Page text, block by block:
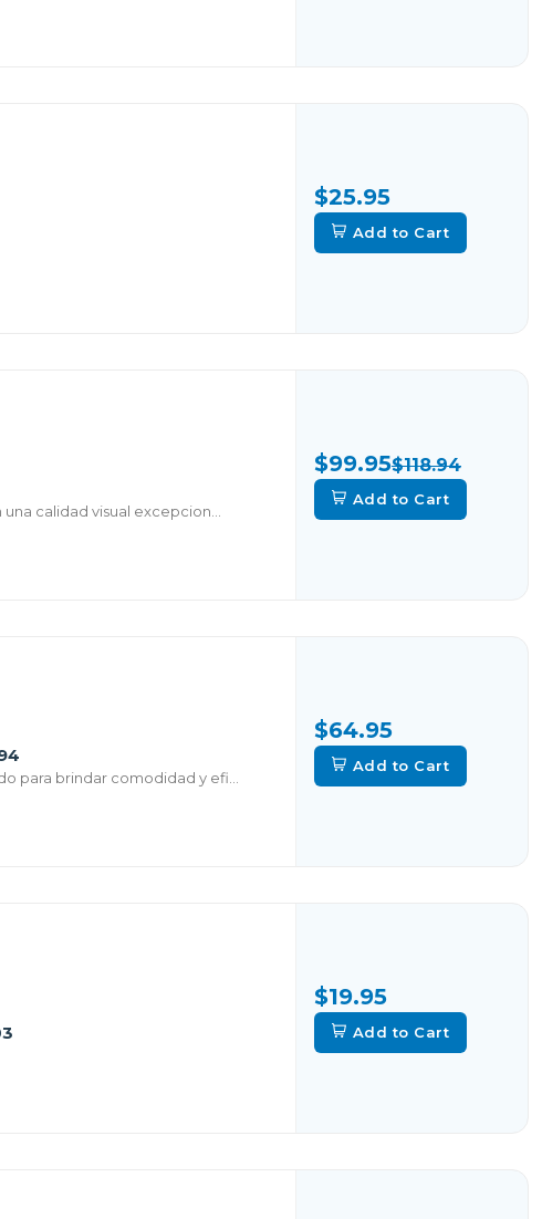
$25.95
Add to Cart
calidad visual excepcion...
$99.95$118.94
Add to Cart
para brindar comodidad y efi...
$64.95
Add to Cart
$19.95
Add to Cart